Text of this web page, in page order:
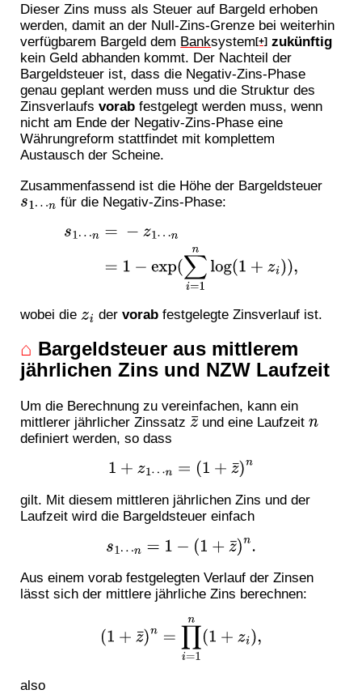
Dieser Zins muss als Steuer auf Bargeld erhoben
werden, damit an der Null-Zins-Grenze bei weiterhin
verfügbarem Bargeld dem Banksystem[+] zukünftig
kein Geld abhanden kommt. Der Nachteil der
Bargeldsteuer ist, dass die Negativ-Zins-Phase
genau geplant werden muss und die Struktur des
Zinsverlaufsvorab festgelegt werden muss, wenn
nicht am Ende der Negativ-Zins-Phase eine
Währungreform stattfindet mit komplettem
Austausch der Scheine.
Zusammenfassend ist die Höhe der Bargeldsteuer
s1 ⋯n für die Negativ-Zins-Phase:
s1 ⋯n =−z 1⋯n=1 −exp
wobei die zi der vorabfestgelegte Zinsverlauf ist.
⌂ Bargeldsteuer aus mittlerem
jährlichen Zins und NZW Laufzeit
Um die Berechnung zu vereinfachen, kann ein
mittlerer jährlicher Zinssatz z¯
und eine Laufzeit n
definiert werden, so dass
1 +z1⋯ n=( 1+z ¯) n
gilt. Mit diesem mittleren jährlichen Zins und der
Laufzeit wird die Bargeldsteuer einfach
s1 ⋯n =1 −( 1 +z ¯) n.
Aus einem vorab festgelegten Verlauf der Zinsen
lässt sich der mittlere jährliche Zins berechnen:
¯ )n ∏i=1n(
also